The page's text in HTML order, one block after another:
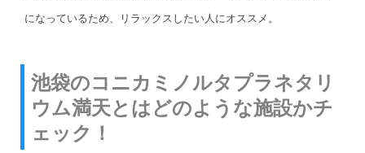
になっているため、リラックスしたい人にオススメ。
池袋のコニカミノルタプラネタリ
ウム満天とはどのような施設かチ
ェック！